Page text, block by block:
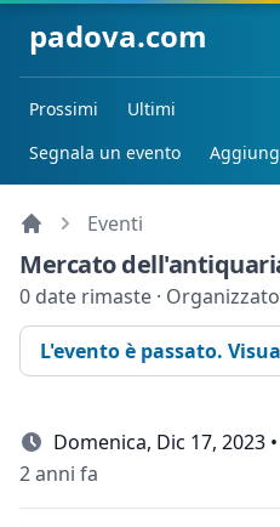
padova.com
Prossimi
Ultimi
Segnala un evento
Eventi
Mercato
0 date rimaste ·
L'evento è passato.
Domenica, Dic 17, 2023
2 anni fa